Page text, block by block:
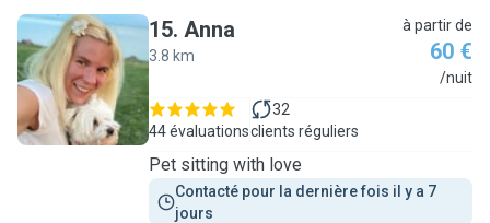
A
15. Anna
3.8 km
à partir de
60 €
/nuit
44 évaluations
32
clients réguliers
Pet sitting with love
Contacté pour la dernière fois il y a 7
jours